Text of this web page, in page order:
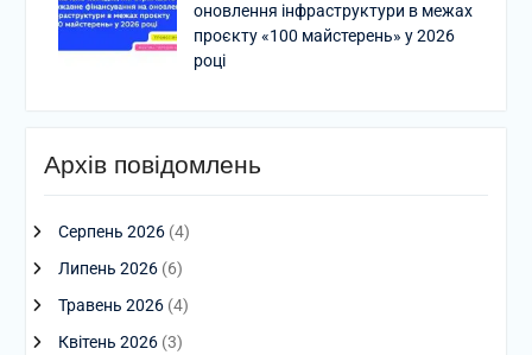
оновлення інфраструктури в межах
проєкту «100 майстерень» у 2026
році
Архів повідомлень
Серпень 2026(4)
Липень 2026(6)
Травень 2026(4)
Квітень 2026(3)